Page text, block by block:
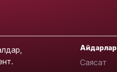
Айдарлар
Саясат